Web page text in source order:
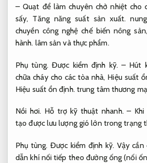
– Quạt để làm chuyên chở nhiệt cho
sấy, Tăng năng suất sản xuất.
chuyền công nghệ chế biến nông sản,
hành. lâm sản và thực phẩm.
Phụ tùng. Được kiểm định kỹ. – Hút
chữa cháy cho các tòa nhà, Hiệu suất
Hiệu suất ổn định. trung tâm thương
Nồi hơi. Hỗ trợ kỹ thuật nhanh.– Khi
tạo được lưu lượng gió lớn trong trạng
Phụ tùng. Được kiểm định kỹ. Vậy cần
dẫn khí nối tiếp theo đường ống (nối